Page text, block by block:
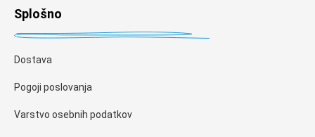
Splošno
Dostava
Pogoji poslovanja
Varstvo osebnih podatkov